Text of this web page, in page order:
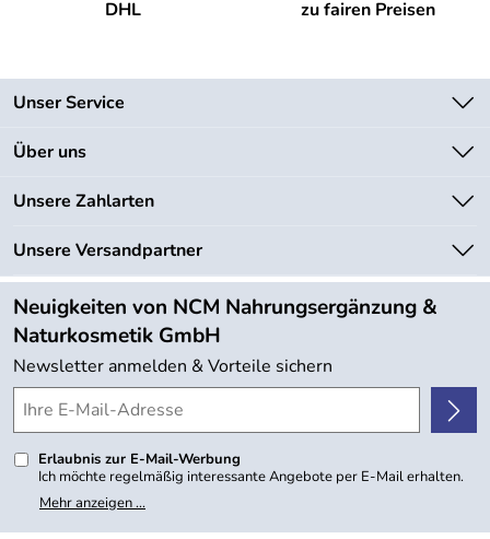
DHL
zu fairen Preisen
Unser Service
Kontakt
Lieferbedingungen
Kundenlogin
Über uns
Unsere Bestseller
Neu
Angebote
Kundenbewertungen (754)
4,9/5*****
Unsere Zahlarten
Unsere Versandpartner
Neuigkeiten von NCM Nahrungsergänzung &
Naturkosmetik GmbH
Newsletter anmelden & Vorteile sichern
Erlaubnis zur E-Mail-Werbung
Ich möchte regelmäßig interessante Angebote per E-Mail erhalten.
Meine E-Mail-Adresse wird nicht an andere Unternehmen
weitergegeben. Zu statistischen Zwecken wird in anonymer Form
Mehr anzeigen ...